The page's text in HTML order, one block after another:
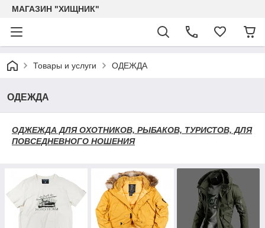
МАГАЗИН "ХИЩНИК"
Товары и услуги ОДЕЖДА
ОДЕЖДА
ОДЖЕЖДА ДЛЯ ОХОТНИКОВ, РЫБАКОВ, ТУРИСТОВ, ДЛЯ
ПОВСЕДНЕВНОГО НОШЕНИЯ